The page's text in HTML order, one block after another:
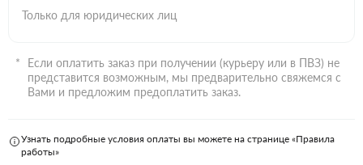
Только для юридических лиц
Если оплатить заказ при получении (курьеру или в ПВЗ) не
представится возможным, мы предварительно свяжемся с
Вами и предложим предоплатить заказ.
Узнать подробные условия оплаты вы можете на странице «Правила
работы»